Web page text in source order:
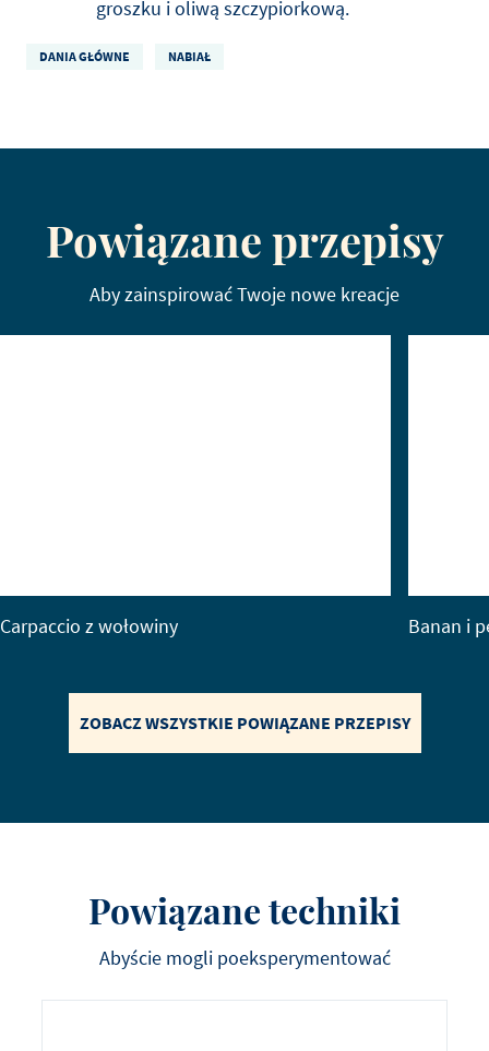
groszku i oliwą szczypiorkową.
DANIA GŁÓWNE NABIAŁ
Powiązane przepisy
Aby zainspirować Twoje nowe kreacje
Carpaccio z wołowiny Banan i
ZOBACZ WSZYSTKIE POWIĄZANE PRZEPISY
Powiązane techniki
Abyście mogli poeksperymentować